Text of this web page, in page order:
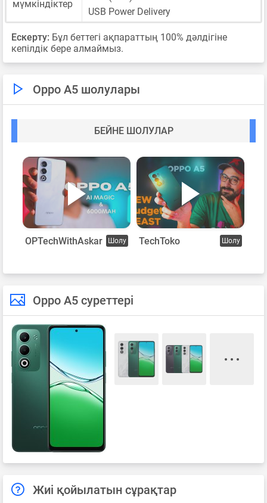
мүмкіндіктер
USB Power Delivery
Ескерту: Бұл беттегі ақпараттың 100% дәлдігіне
кепілдік бере алмаймыз.
Oppo A5 шолулары
БЕЙНЕ ШОЛУЛАР
OPTechWithAskar Шолу TechToko Шолу
Oppo A5 суреттері
Жиі қойылатын сұрақтар